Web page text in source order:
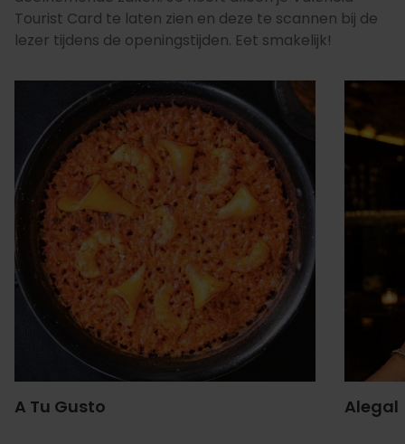
Tourist Card te laten zien en deze te scannen bij de
lezer tijdens de openingstijden. Eet smakelijk!
A Tu Gusto Alegal